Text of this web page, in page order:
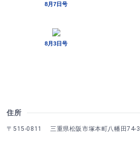
住所
〒515-0811 三重県松阪市塚本町八幡田74-3